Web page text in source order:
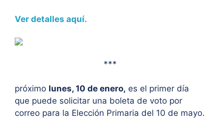
Ver detalles aquí.
***
próximo lunes, 10 de enero, es el primer día
que puede solicitar una boleta de voto por
correo para la Elección Primaria del 10 de mayo.